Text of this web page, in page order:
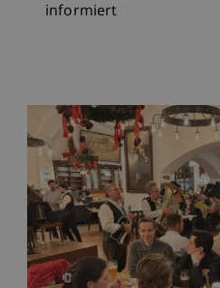
informiert